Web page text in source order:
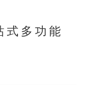
式多功能